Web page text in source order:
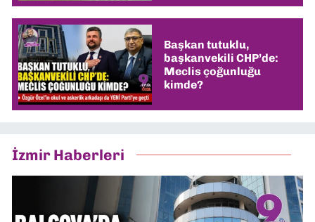
Başkan tutuklu,
başkanvekili CHP’de:
Meclis çoğunluğu
kimde?
İzmir Haberleri